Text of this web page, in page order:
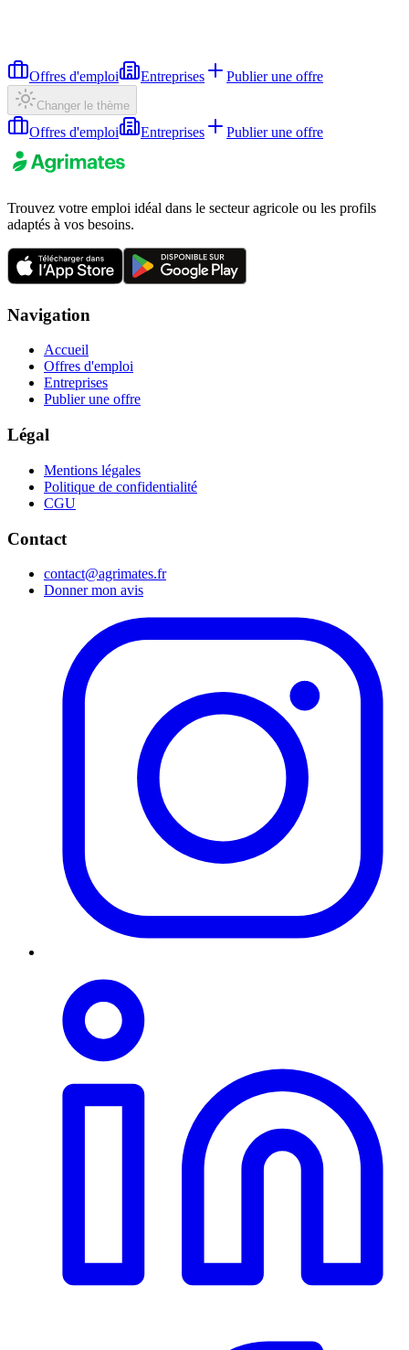
Offres d'emploi Entreprises Publier une offre
Changer le thème
Offres d'emploi Entreprises Publier une offre
Trouvez votre emploi idéal dans le secteur agricole ou les profils
adaptés à vos besoins.
Navigation
Accueil
Offres d'emploi
Entreprises
Publier une offre
Légal
Mentions légales
Politique de confidentialité
CGU
Contact
contact@agrimates.fr
Donner mon avis